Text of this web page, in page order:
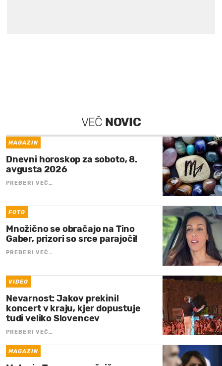
VEČ NOVIC
MAGAZIN
Dnevni horoskop za soboto, 8.
avgusta 2026
PREBERI VEČ…
FOTO
Množično se obračajo na Tino
Gaber, prizori so srce parajoči!
PREBERI VEČ…
VIDEO
Nevarnost: Jakov prekinil
koncert v kraju, kjer dopustuje
tudi veliko Slovencev
PREBERI VEČ…
MAGAZIN